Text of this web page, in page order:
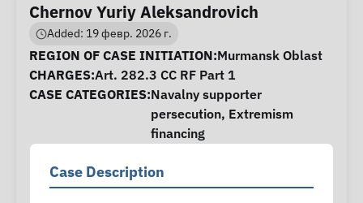
Chernov Yuriy Aleksandrovich
Added: 19 февр. 2026 г.
Case Information
REGION OF CASE INITIATION:Murmansk Oblast
CHARGES:Art. 282.3 CC RF Part 1
CASE CATEGORIES:Navalny supporter
persecution, Extremism
financing
Case Description